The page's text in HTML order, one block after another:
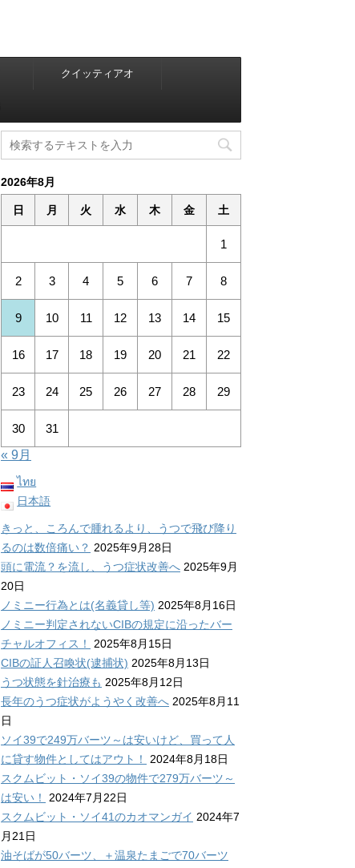
クイッティアオ
2026年8月
日 月 火 水 木 金 土
1
2 3 4 5 6 7 8
9 10 11 12 13 14 15
16 17 18 19 20 21 22
23 24 25 26 27 28 29
30
31
« 9月
ไทย
日本語
きっと、ころんで腫れるより、うつで飛び降り
るのは数倍痛い？ 2025年9月28日
頭に電流？を流し、うつ症状改善へ 2025年9月
20日
ノミニー行為とは(名義貸し等) 2025年8月16日
ノミニー判定されないCIBの規定に沿ったバー
チャルオフィス！
2025年8月15日
CIBの証人召喚状(逮捕状) 2025年8月13日
うつ状態を針治療も 2025年8月12日
長年のうつ症状がようやく改善へ 2025年8月11
日
ソイ39で249万バーツ～は安いけど、買って人
に貸す物件としてはアウト！
2024年8月18日
スクムビット・ソイ39の物件で279万バーツ～
は安い！
2024年7月22日
スクムビット・ソイ41のカオマンガイ 2024年7
月21日
油そばが50バーツ、＋温泉たまごで70バーツ